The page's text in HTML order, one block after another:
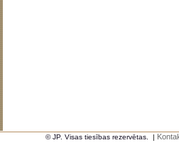
© JP. Visas tiesības rezervētas. |